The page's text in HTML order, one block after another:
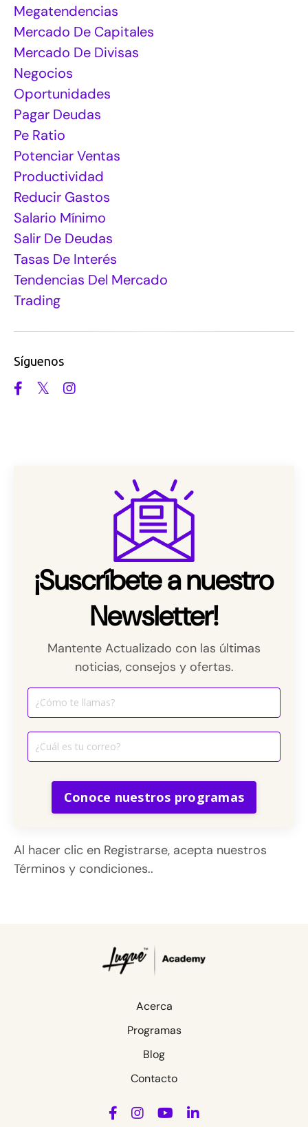
Megatendencias
Mercado De Capitales
Mercado De Divisas
Negocios
Oportunidades
Pagar Deudas
Pe Ratio
Potenciar Ventas
Productividad
Reducir Gastos
Salario Mínimo
Salir De Deudas
Tasas De Interés
Tendencias Del Mercado
Trading
Síguenos
¡Suscríbete a nuestro
Newsletter!
Mantente Actualizado con las últimas
noticias, consejos y ofertas.
Conoce nuestros programas
Al hacer clic en Registrarse, acepta nuestros
Términos y condiciones..
Acerca
Programas
Blog
Contacto